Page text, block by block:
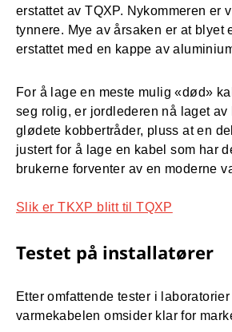
erstattet av TQXP. Nykommeren er
tynnere. Mye av årsaken er at blyet
erstattet med en kappe av
For å lage en meste mulig «død»
seg rolig, er jordlederen nå laget av
glødete kobbertråder, pluss at en
justert for å lage en kabel som har
brukerne forventer av en moderne
Slik er TKXP blitt til TQXP
Testet på installatører
Etter omfattende tester i
varmekabelen omsider klar for